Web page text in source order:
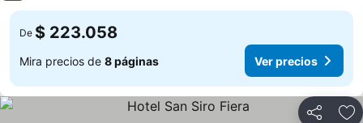
De $ 223.058
Mira precios de 8 páginas Ver precios
Compartir